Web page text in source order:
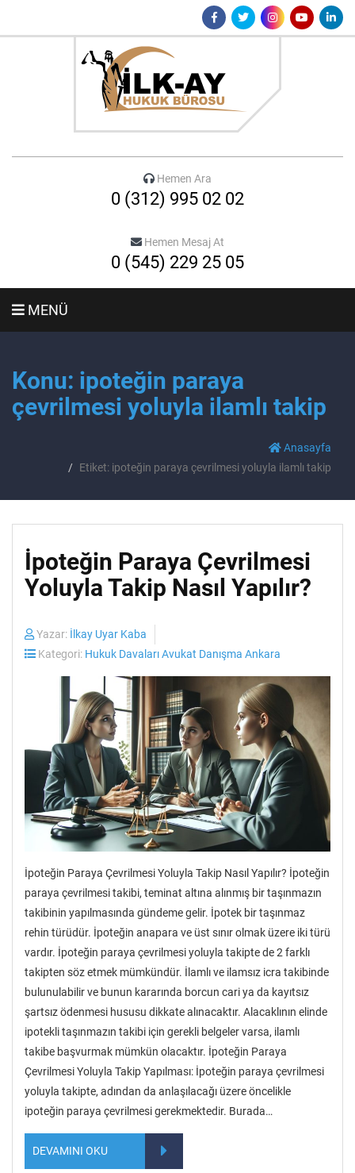
Hemen Ara
0 (312) 995 02 02
Hemen Mesaj At
0 (545) 229 25 05
MENÜ
Konu: ipoteğin paraya
çevrilmesi yoluyla ilamlı takip
Anasayfa
Etiket: ipoteğin paraya çevrilmesi yoluyla ilamlı takip
İpoteğin Paraya Çevrilmesi
Yoluyla Takip Nasıl Yapılır?
Yazar: İlkay Uyar Kaba
Kategori: Hukuk Davaları Avukat Danışma Ankara
İpoteğin Paraya Çevrilmesi Yoluyla Takip Nasıl Yapılır? İpoteğin
paraya çevrilmesi takibi, teminat altına alınmış bir taşınmazın
takibinin yapılmasında gündeme gelir. İpotek bir taşınmaz
rehin türüdür. İpoteğin anapara ve üst sınır olmak üzere iki türü
vardır. İpoteğin paraya çevrilmesi yoluyla takipte de 2 farklı
takipten söz etmek mümkündür. İlamlı ve ilamsız icra takibinde
bulunulabilir ve bunun kararında borcun cari ya da kayıtsız
şartsız ödenmesi hususu dikkate alınacaktır. Alacaklının elinde
ipotekli taşınmazın takibi için gerekli belgeler varsa, ilamlı
takibe başvurmak mümkün olacaktır. İpoteğin Paraya
Çevrilmesi Yoluyla Takip Yapılması: İpoteğin paraya çevrilmesi
yoluyla takipte, adından da anlaşılacağı üzere öncelikle
ipoteğin paraya çevrilmesi gerekmektedir. Burada…
DEVAMINI OKU